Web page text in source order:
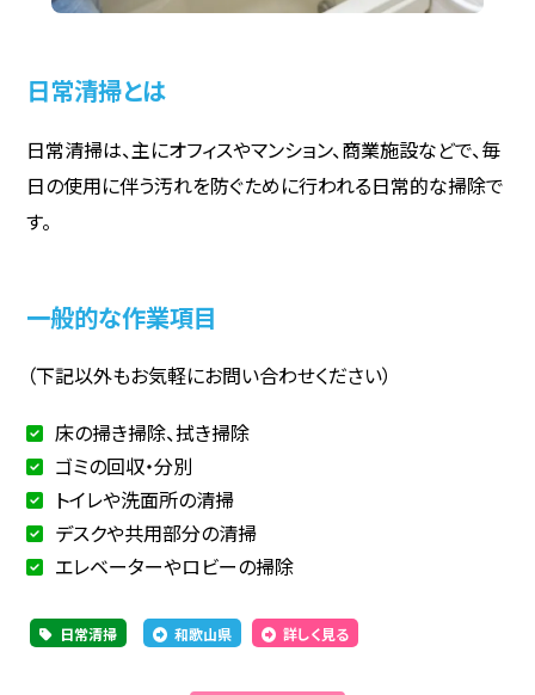
日常清掃とは
日常清掃は、主にオフィスやマンション、商業施設などで、毎
日の使用に伴う汚れを防ぐために行われる日常的な掃除で
す。
一般的な作業項目
（下記以外もお気軽にお問い合わせください）
床の掃き掃除、拭き掃除
ゴミの回収・分別
トイレや洗面所の清掃
デスクや共用部分の清掃
エレベーターやロビーの掃除
日常清掃 和歌山県 詳しく見る